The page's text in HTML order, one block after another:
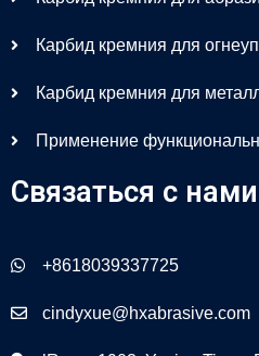
Карбид кремния для
Карбид кремния для
Применение
Связаться с нами
+8618039337725
cindyxue@hxabrasive.com